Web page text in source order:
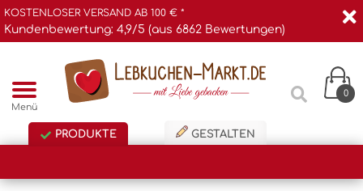
KOSTENLOSER VERSAND AB 100 € *
Kundenbewertung: 4,9/5 (aus 6862 Bewertungen)
Menü
0
PRODUKTE GESTALTEN